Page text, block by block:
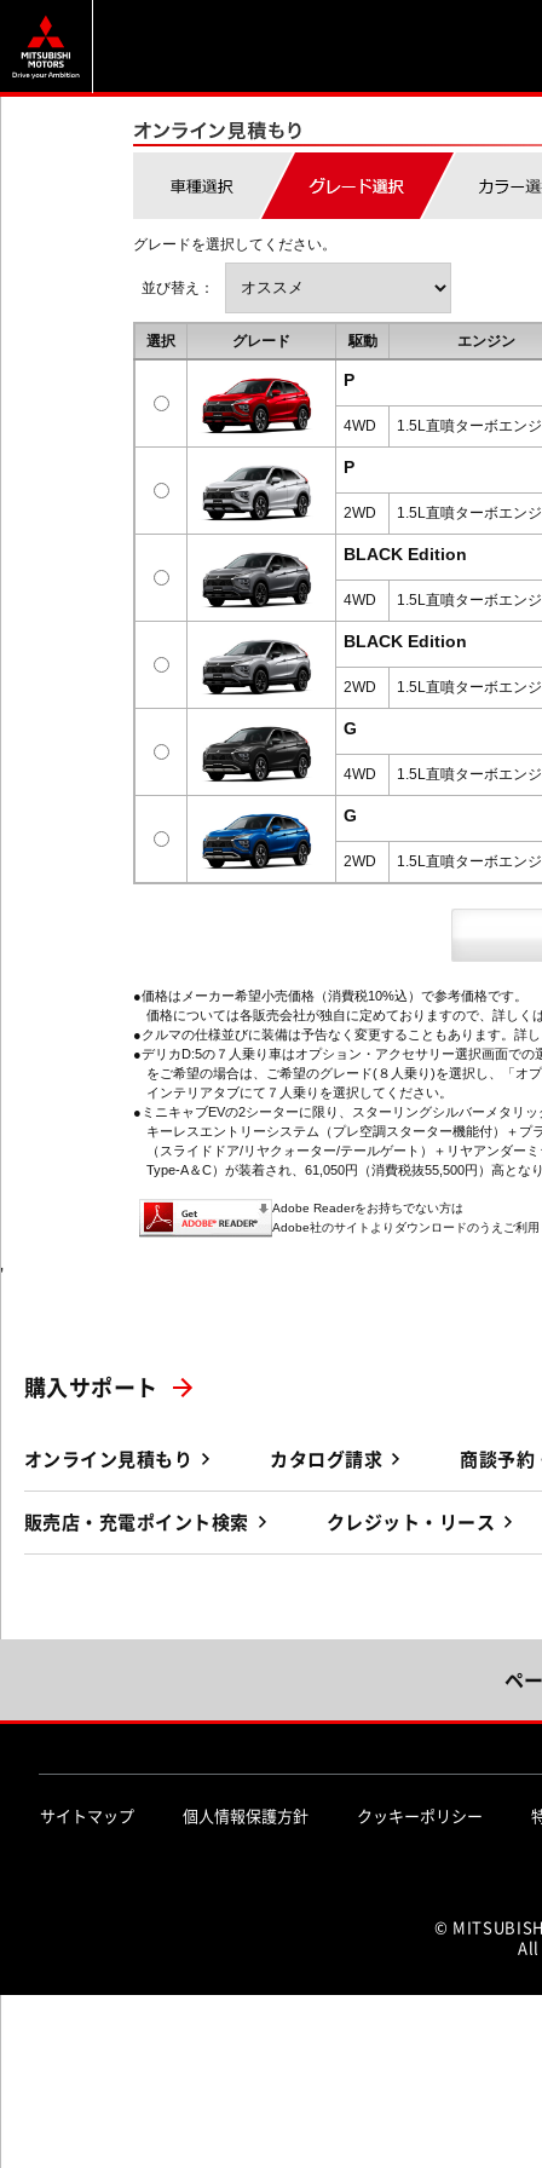
グレードを選択してください。
並び替え：
選択 グレード 駆動 エンジン
P
4WD 1.5L直噴ターボエン
P
2WD 1.5L直噴ターボエン
BLACK Edition
4WD 1.5L直噴ターボエン
BLACK Edition
2WD 1.5L直噴ターボエン
G
4WD 1.5L直噴ターボエン
G
2WD 1.5L直噴ターボエン
●価格はメーカー希望小売価格（消費税10%込）で参考価格です。
価格については各販売会社が独自に定めておりますので、詳しく
●クルマの仕様並びに装備は予告なく変更することもあります。詳
●デリカD:5の７人乗り車はオプション・アクセサリー選択画面での
をご希望の場合は、ご希望のグレード(８人乗り)を選択し、「オ
インテリアタブにて７人乗りを選択してください。
●ミニキャブEVの2シーターに限り、スターリングシルバーメタリ
キーレスエントリーシステム（プレ空調スターター機能付）＋プ
（スライドドア/リヤクォーター/テールゲート）＋リヤアンダー
Type-A＆C）が装着され、61,050円（消費税抜55,500円）高とな
Adobe Readerをお持ちでない方は
Adobe社のサイトよりダウンロードのうえご利
'
購入サポート
オンライン見積もり カタログ請求 商談予約
販売店・充電ポイント検索 クレジット・リース
ペ
サイトマップ 個人情報保護方針 クッキーポリシー
©
All